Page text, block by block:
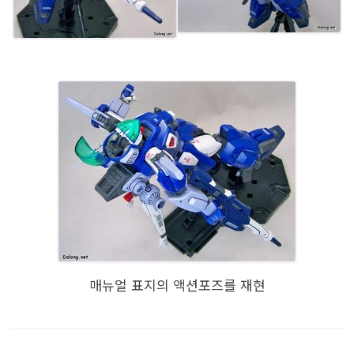
매뉴얼 표지의 액션포즈를 재현